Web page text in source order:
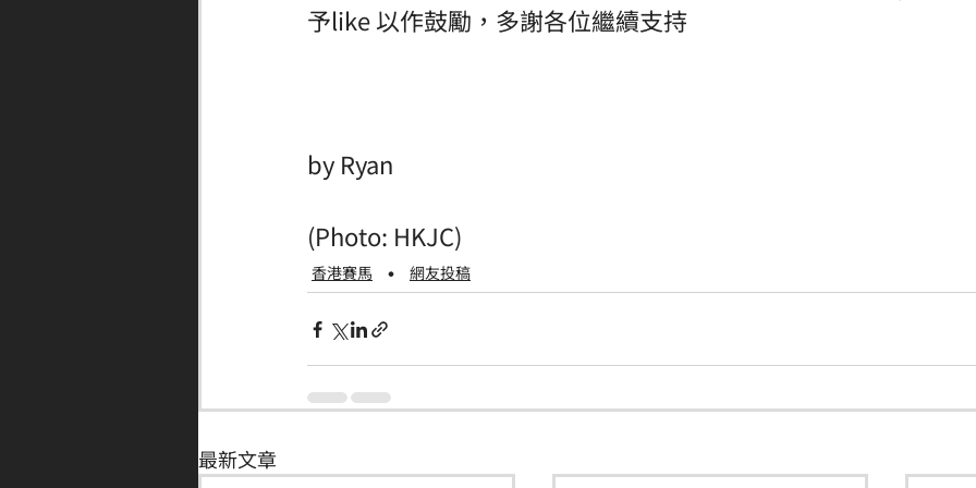
予like 以作鼓勵，多謝各位繼續支持
by Ryan
(Photo: HKJC)
香港賽馬 網友投稿
最新文章